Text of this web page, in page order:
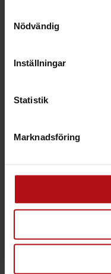
Nödvändig
Inställningar
Statistik
Marknadsföring